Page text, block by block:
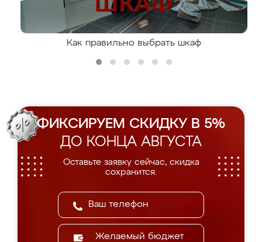
Как правильно выбрать шкаф
ФИКСИРУЕМ СКИДКУ В 5%
ДО КОНЦА АВГУСТА
Оставьте заявку сейчас, скидка
сохранится.
Желаемый бюджет